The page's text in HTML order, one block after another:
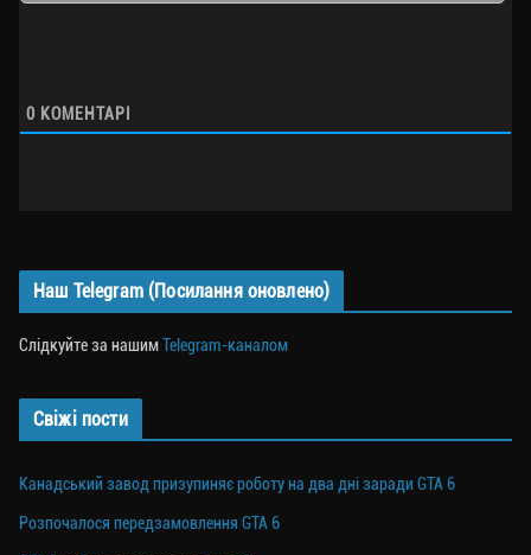
0 КОМЕНТАРІ
Наш Telegram (Посилання оновлено)
Слідкуйте за нашимTelegram-каналом
Свіжі пости
Канадський завод призупиняє роботу на два дні заради GTA 6
Розпочалося передзамовлення GTA 6